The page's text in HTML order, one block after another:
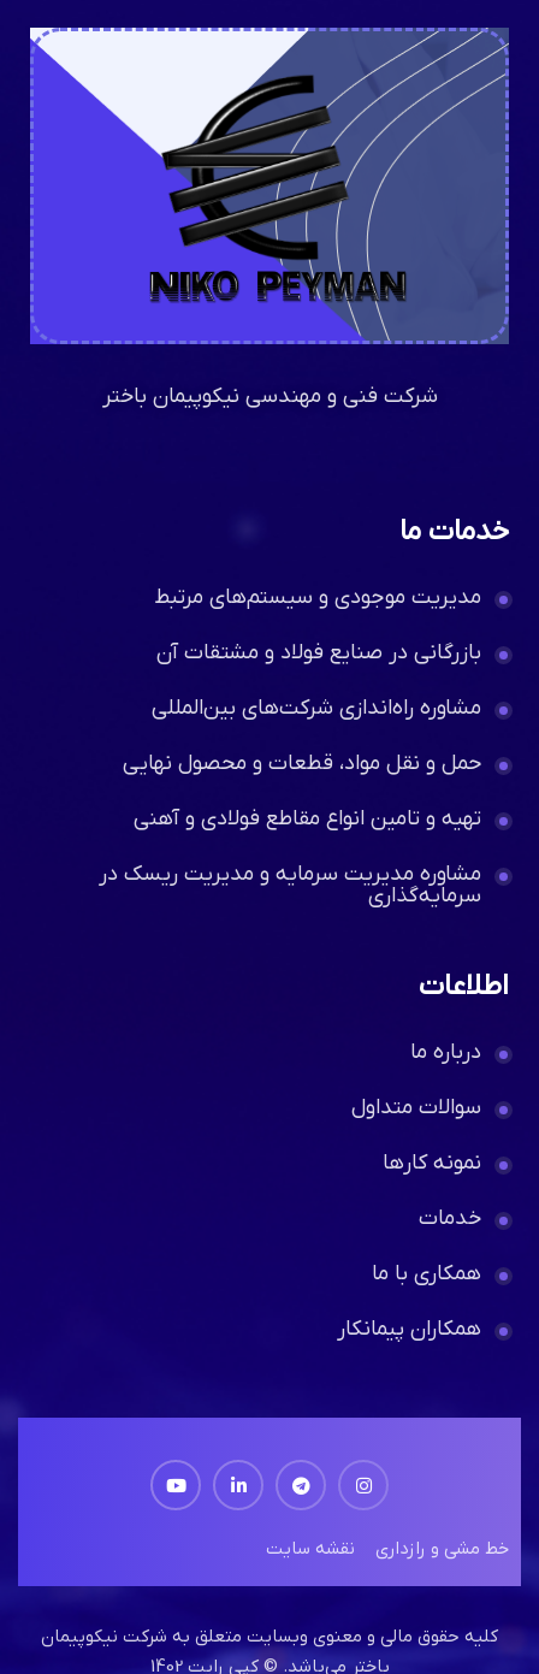
شرکت فنی و مهندسی نیکوپیمان باختر
خدمات ما
مدیریت موجودی و سیستم‌های مرتبط
بازرگانی در صنایع فولاد و مشتقات آن
مشاوره راه‌اندازی شرکت‌های بین‌المللی
حمل و نقل مواد، قطعات و محصول نهایی
تهیه و تامین انواع مقاطع فولادی و آهنی
مشاوره مدیریت سرمایه و مدیریت ریسک در
سرمایه‌گذاری
اطلاعات
درباره ما
سوالات متداول
نمونه کارها
خدمات
همکاری با ما
همکاران پیمانکار
خط مشی و رازداری نقشه سایت
کلیه حقوق مالی و معنوی وبسایت متعلق به شرکت نیکوپیمان
باختر می‌باشد. © کپی رایت 1402